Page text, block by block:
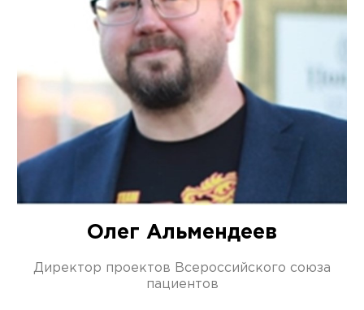
Олег Альмендеев
Директор проектов Всероссийского союза
пациентов